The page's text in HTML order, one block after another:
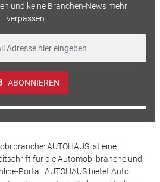
und keine Branchen-News mehr
verpassen.
ABONNIEREN
AUTOHAUS ist eine
für die Automobilbranche und
Portal. AUTOHAUS bietet Auto